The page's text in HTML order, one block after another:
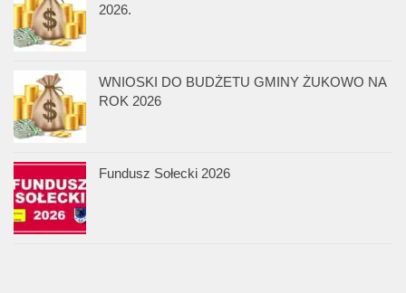
2026.
WNIOSKI DO BUDŻETU GMINY ŻUKOWO NA
ROK 2026
Fundusz Sołecki 2026